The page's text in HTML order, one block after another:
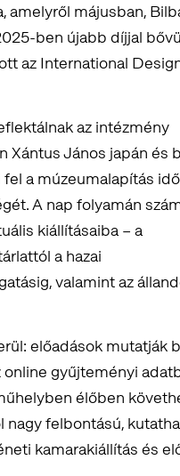
amelyről májusban,
ben újabb díjjal
az International
az intézmény
Xántus János japán és
a múzeumalapítás
A nap folyamán
kiállításaiba – a
a hazai
valamint az
előadások mutatják
gyűjteményi
élőben
nagy felbontású,
kamarakiállítás és